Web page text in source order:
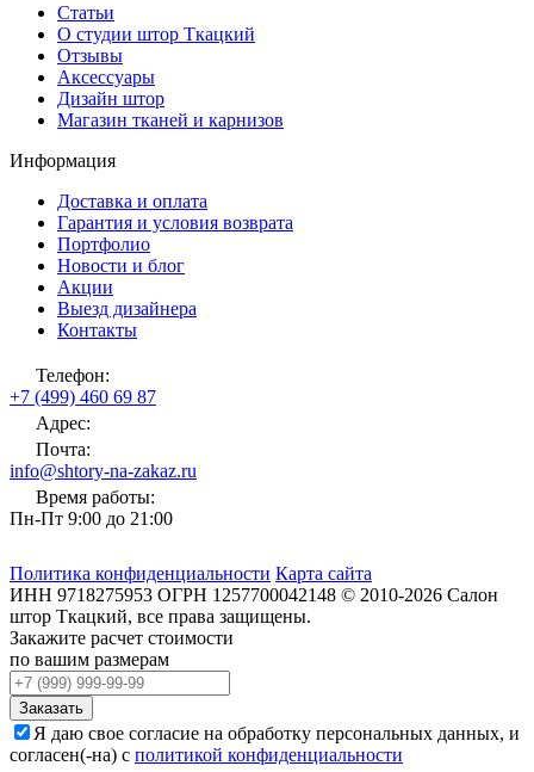
Статьи
О студии штор Ткацкий
Отзывы
Аксессуары
Дизайн штор
Магазин тканей и карнизов
Информация
Доставка и оплата
Гарантия и условия возврата
Портфолио
Новости и блог
Акции
Выезд дизайнера
Контакты
Телефон:
+7 (499) 460 69 87
Адрес:
Почта:
info@shtory-na-zakaz.ru
Время работы:
Пн-Пт 9:00 до 21:00
Политика конфиденциальности Карта сайта
ИНН 9718275953 ОГРН 1257700042148 © 2010-2026 Салон
штор Ткацкий, все права защищены.
Закажите расчет стоимости
по вашим размерам
Заказать
Я даю свое согласие на обработку персональных данных, и
согласен(-на) с политикой конфиденциальности